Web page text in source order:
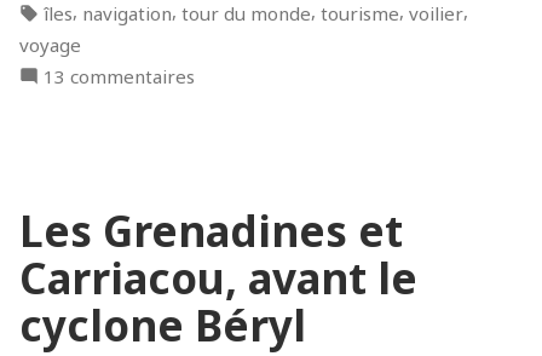
Tobago
Tags:
îles, navigation, tour du monde, tourisme, voilier,
voyage
13 commentaires
et
Tobago
(aout
2024)
Les Grenadines et
Carriacou, avant le
cyclone Béryl